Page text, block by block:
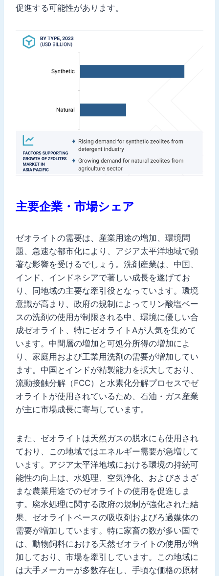
促進する可能性があります。
主要企業・市場シェア
ゼオライトの需要は、産業用途の増加、環境問
題、急速な都市化により、アジア太平洋地域で顕
著な影響を受けるでしょう。洗剤産業は、中国、
インド、インドネシアで著しい成長を遂げてお
り、同地域の主要な牽引役となっています。環境
意識が高まり、政府の規制によってリン酸塩ベー
スの洗剤の使用が制限される中、環境に優しい合
成ゼオライト、特にゼオライトAが人気を集めて
います。中間層の増加と可処分所得の増加によ
り、家庭用および工業用洗剤の需要が増加してい
ます。中国とインドが精製能力を拡大しており、
流動接触分解（FCC）と水素化分解プロセスでゼ
オライトが使用されているため、石油・ガス産業
が主に市場成長に寄与しています。
また、ゼオライトは天然ガスの脱水にも使用され
ており、この地域ではエネルギー需要が急増して
います。アジア太平洋地域における環境の持続可
能性の向上は、水処理、空気浄化、およびさまざ
まな農業用途でのゼオライトの使用を促進しま
す。廃水処理に関する政府の規制が強化された結
果、ゼオライトベースの吸収剤およびろ過媒体の
需要が増加しています。特に家畜の数が多い国で
は、動物飼料における天然ゼオライトの使用が増
加しており、市場を牽引しています。この地域に
は大手メーカーが多数存在し、手頃な価格の原材